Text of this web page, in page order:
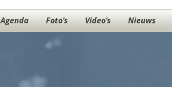
Agenda Foto’s Video’s Nieuws